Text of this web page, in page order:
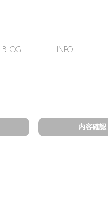
INFO
BLOG
内容確認